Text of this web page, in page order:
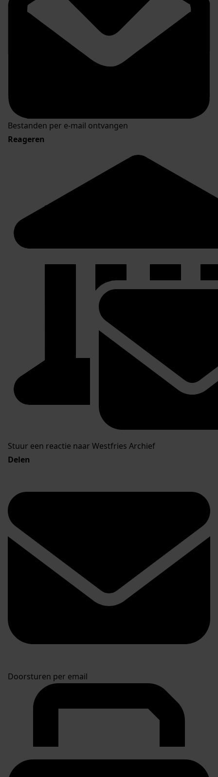
Bestanden per e-mail ontvangen
Reageren
Stuur een reactie naar Westfries Archief
Delen
Doorsturen per email